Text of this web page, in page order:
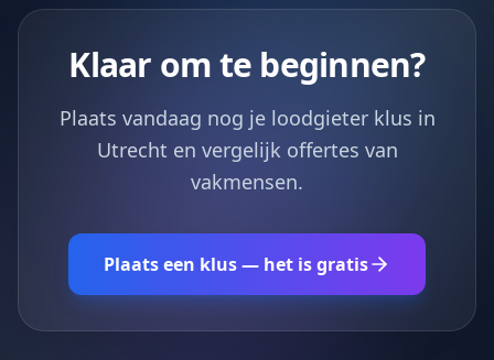
Klaar om te beginnen?
Plaats vandaag nog je loodgieter klus in
Utrecht en vergelijk offertes van
vakmensen.
Plaats een klus — het is gratis